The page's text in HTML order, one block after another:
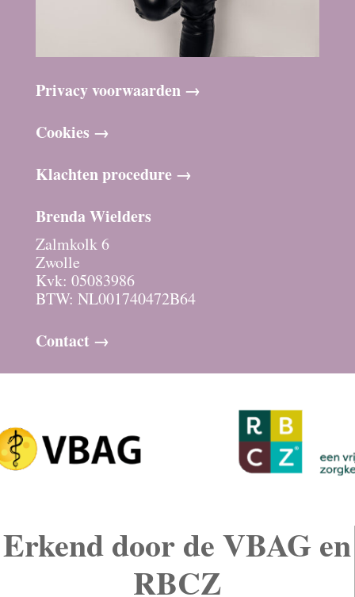
Privacy voorwaarden →
Cookies →
Klachten procedure →
Brenda Wielders
Zalmkolk 6
Zwolle
Kvk: 05083986
BTW: NL001740472B64
Contact →
Erkend door de VBAG en
RBCZ